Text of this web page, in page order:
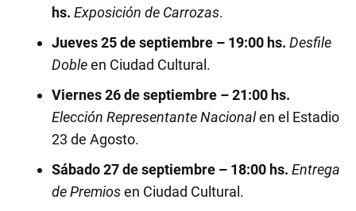
hs. Exposición de Carrozas.
Jueves 25 de septiembre – 19:00 hs. Desfile
Dobleen Ciudad Cultural.
Viernes 26 de septiembre – 21:00 hs.
Elección Representante Nacionalen el Estadio
23 de Agosto.
Sábado 27 de septiembre – 18:00 hs. Entrega
de Premiosen Ciudad Cultural.